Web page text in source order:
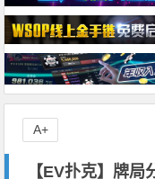
【EV扑克】牌
A+